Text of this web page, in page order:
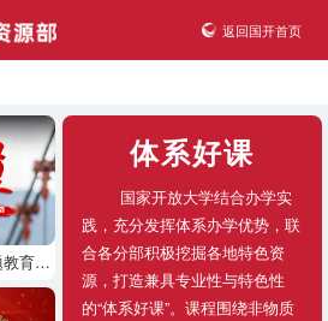
返回国开首页
《行走的力量》第二季（主题教育特别节目）
体系好课
国家开放大学结合办学实
践，充分发挥体系办学优势，联
合各分部积极挖掘各地特色资
源，打造兼具专业性与特色性
的“体系好课”。课程围绕非物质